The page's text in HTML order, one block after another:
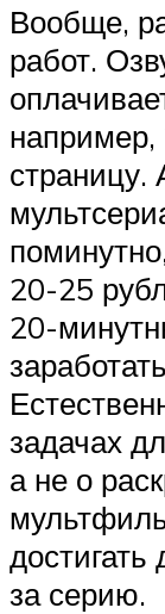
Вообще,
работ.
страницу.
20-25
20-
задачах
а не о
за серию.